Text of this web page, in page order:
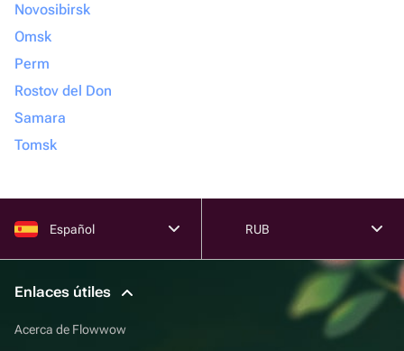
Novosibirsk
Omsk
Perm
Rostov del Don
Samara
Tomsk
Español RUB
Enlaces útiles
Acerca de Flowwow